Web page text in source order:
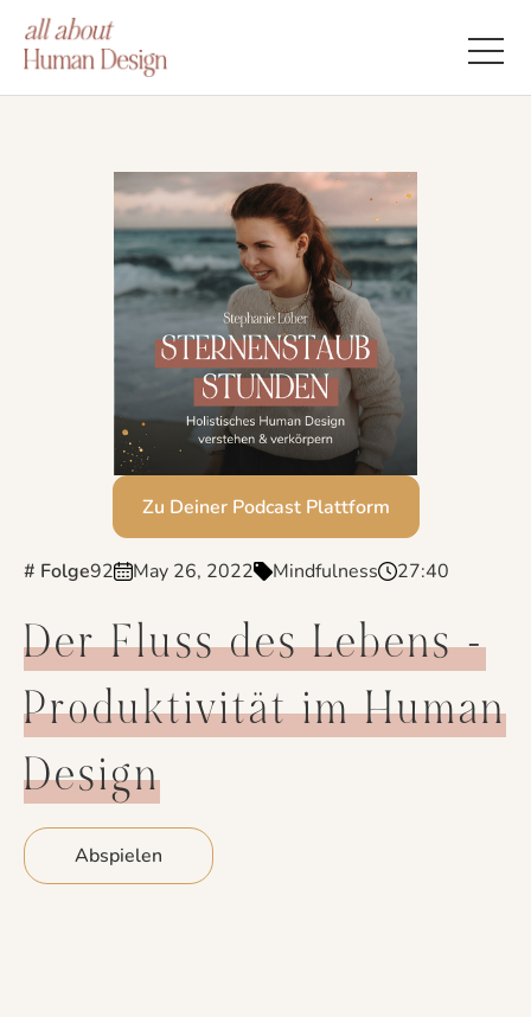
Zu Deiner Podcast Plattform
# Folge92 May 26, 2022 Mindfulness 27:40
Der Fluss des Lebens -
Produktivität im Human
Design
Abspielen